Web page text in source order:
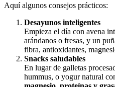
Aquí algunos consejos prácticos:
Desayunos inteligentes
Empieza el día con avena
arándanos o fresas, y un
fibra, antioxidantes,
Snacks saludables
En lugar de galletas
hummus, o yogur natural